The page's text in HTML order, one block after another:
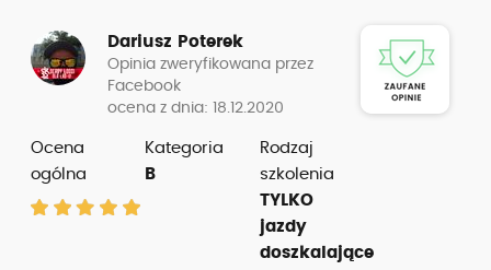
Dariusz Poterek
Opinia zweryfikowana przez
Facebook
ocena z dnia: 18.12.2020
Ocena
ogólna
Kategoria
B
Rodzaj
szkolenia
TYLKO
jazdy
doszkalające